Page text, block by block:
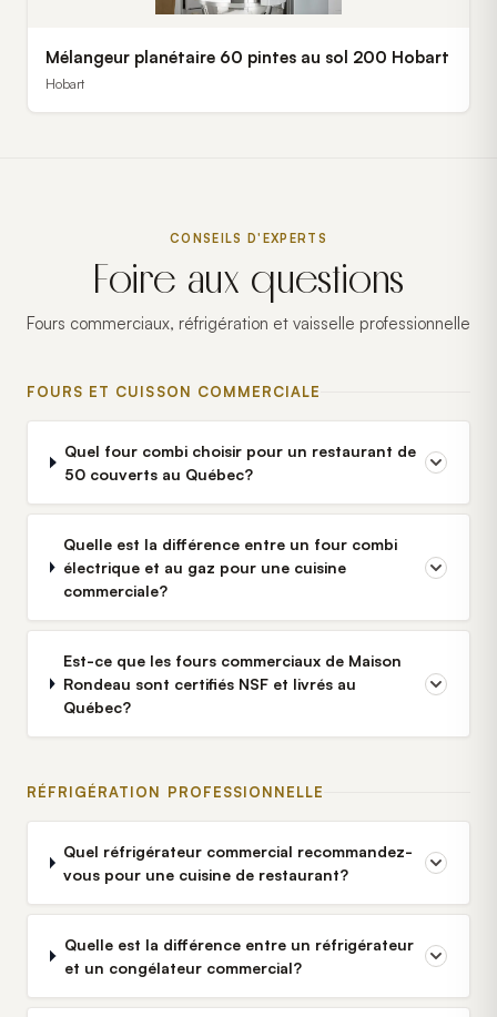
Mélangeur planétaire 60 pintes au sol 200 Hobart
Hobart
CONSEILS D'EXPERTS
Foire aux questions
Fours commerciaux, réfrigération et vaisselle professionnelle
FOURS ET CUISSON COMMERCIALE
Quel four combi choisir pour un restaurant de
50 couverts au Québec?
Quelle est la différence entre un four combi
électrique et au gaz pour une cuisine
commerciale?
Est-ce que les fours commerciaux de Maison
Rondeau sont certifiés NSF et livrés au
Québec?
RÉFRIGÉRATION PROFESSIONNELLE
Quel réfrigérateur commercial recommandez-
vous pour une cuisine de restaurant?
Quelle est la différence entre un réfrigérateur
et un congélateur commercial?